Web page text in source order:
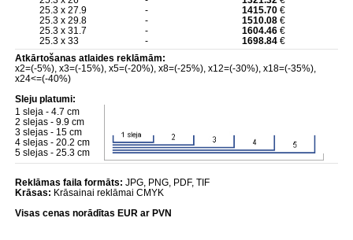
25.3 x 27.9
- 1415.70€
25.3 x 29.8
- 1510.08€
25.3 x 31.7
- 1604.46€
25.3 x 33
- 1698.84€
Atkārtošanas atlaides reklāmām:
x2=(-5%), x3=(-15%), x5=(-20%), x8=(-25%), x12=(-30%), x18=(-35%),
x24<=(-40%)
Sleju platumi:
1 sleja - 4.7 cm
2 slejas - 9.9 cm
3 slejas - 15 cm
4 slejas - 20.2 cm
5 slejas - 25.3 cm
Reklāmas faila formāts: JPG, PNG, PDF, TIF
Krāsas: Krāsainai reklāmai CMYK
Visas cenas norādītas EUR ar PVN